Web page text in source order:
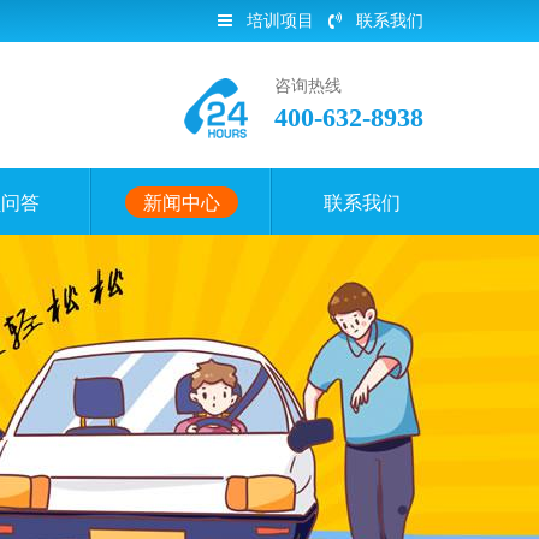
培训项目 联系我们
咨询热线
400-632-8938
答 新闻中心 联系我们